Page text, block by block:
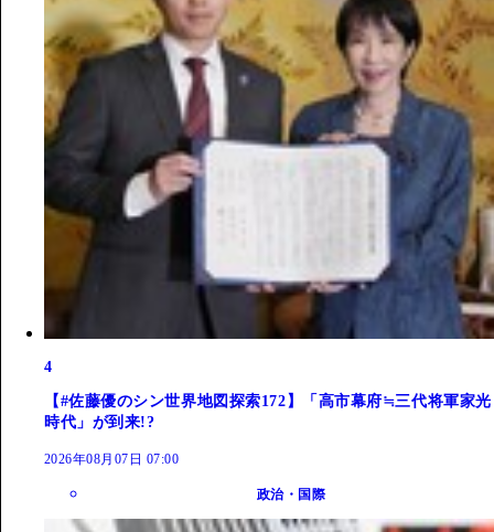
4
【#佐藤優のシン世界地図探索172】「高市幕府≒三代将軍家光
時代」が到来!?
2026年08月07日 07:00
政治・国際